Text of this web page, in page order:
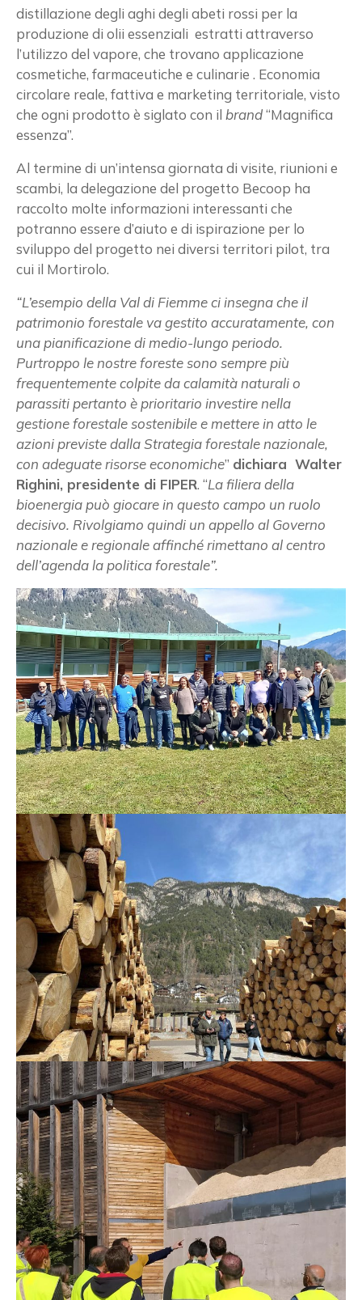
distillazione degli aghi degli abeti rossi per la
produzione di olii essenziali estratti attraverso
l’utilizzo del vapore, che trovano applicazione
cosmetiche, farmaceutiche e culinarie . Economia
circolare reale, fattiva e marketing territoriale, visto
che ogni prodotto è siglato con il brand“Magnifica
essenza”.
Al termine di un’intensa giornata di visite, riunioni e
scambi, la delegazione del progetto Becoop ha
raccolto molte informazioni interessanti che
potranno essere d’aiuto e di ispirazione per lo
sviluppo del progetto nei diversi territori pilot, tra
cui il Mortirolo.
“L’esempio della Val di Fiemme ci insegna che il
patrimonio forestale va gestito accuratamente, con
una pianificazione di medio-lungo periodo.
Purtroppo le nostre foreste sono sempre più
frequentemente colpite da calamità naturali o
parassiti pertanto è prioritario investire nella
gestione forestale sostenibile e mettere in atto le
azioni previste dalla Strategia forestale nazionale,
con adeguate risorse economiche” dichiara Walter
Righini, presidente di FIPER. “La filiera della
bioenergia può giocare in questo campo un ruolo
decisivo. Rivolgiamo quindi un appello al Governo
nazionale e regionale affinché rimettano al centro
dell’agenda la politica forestale”.
Vuoi restare in contatto con
aggiornamenti?
ISCRIVITI ALLA NEWSLETTER